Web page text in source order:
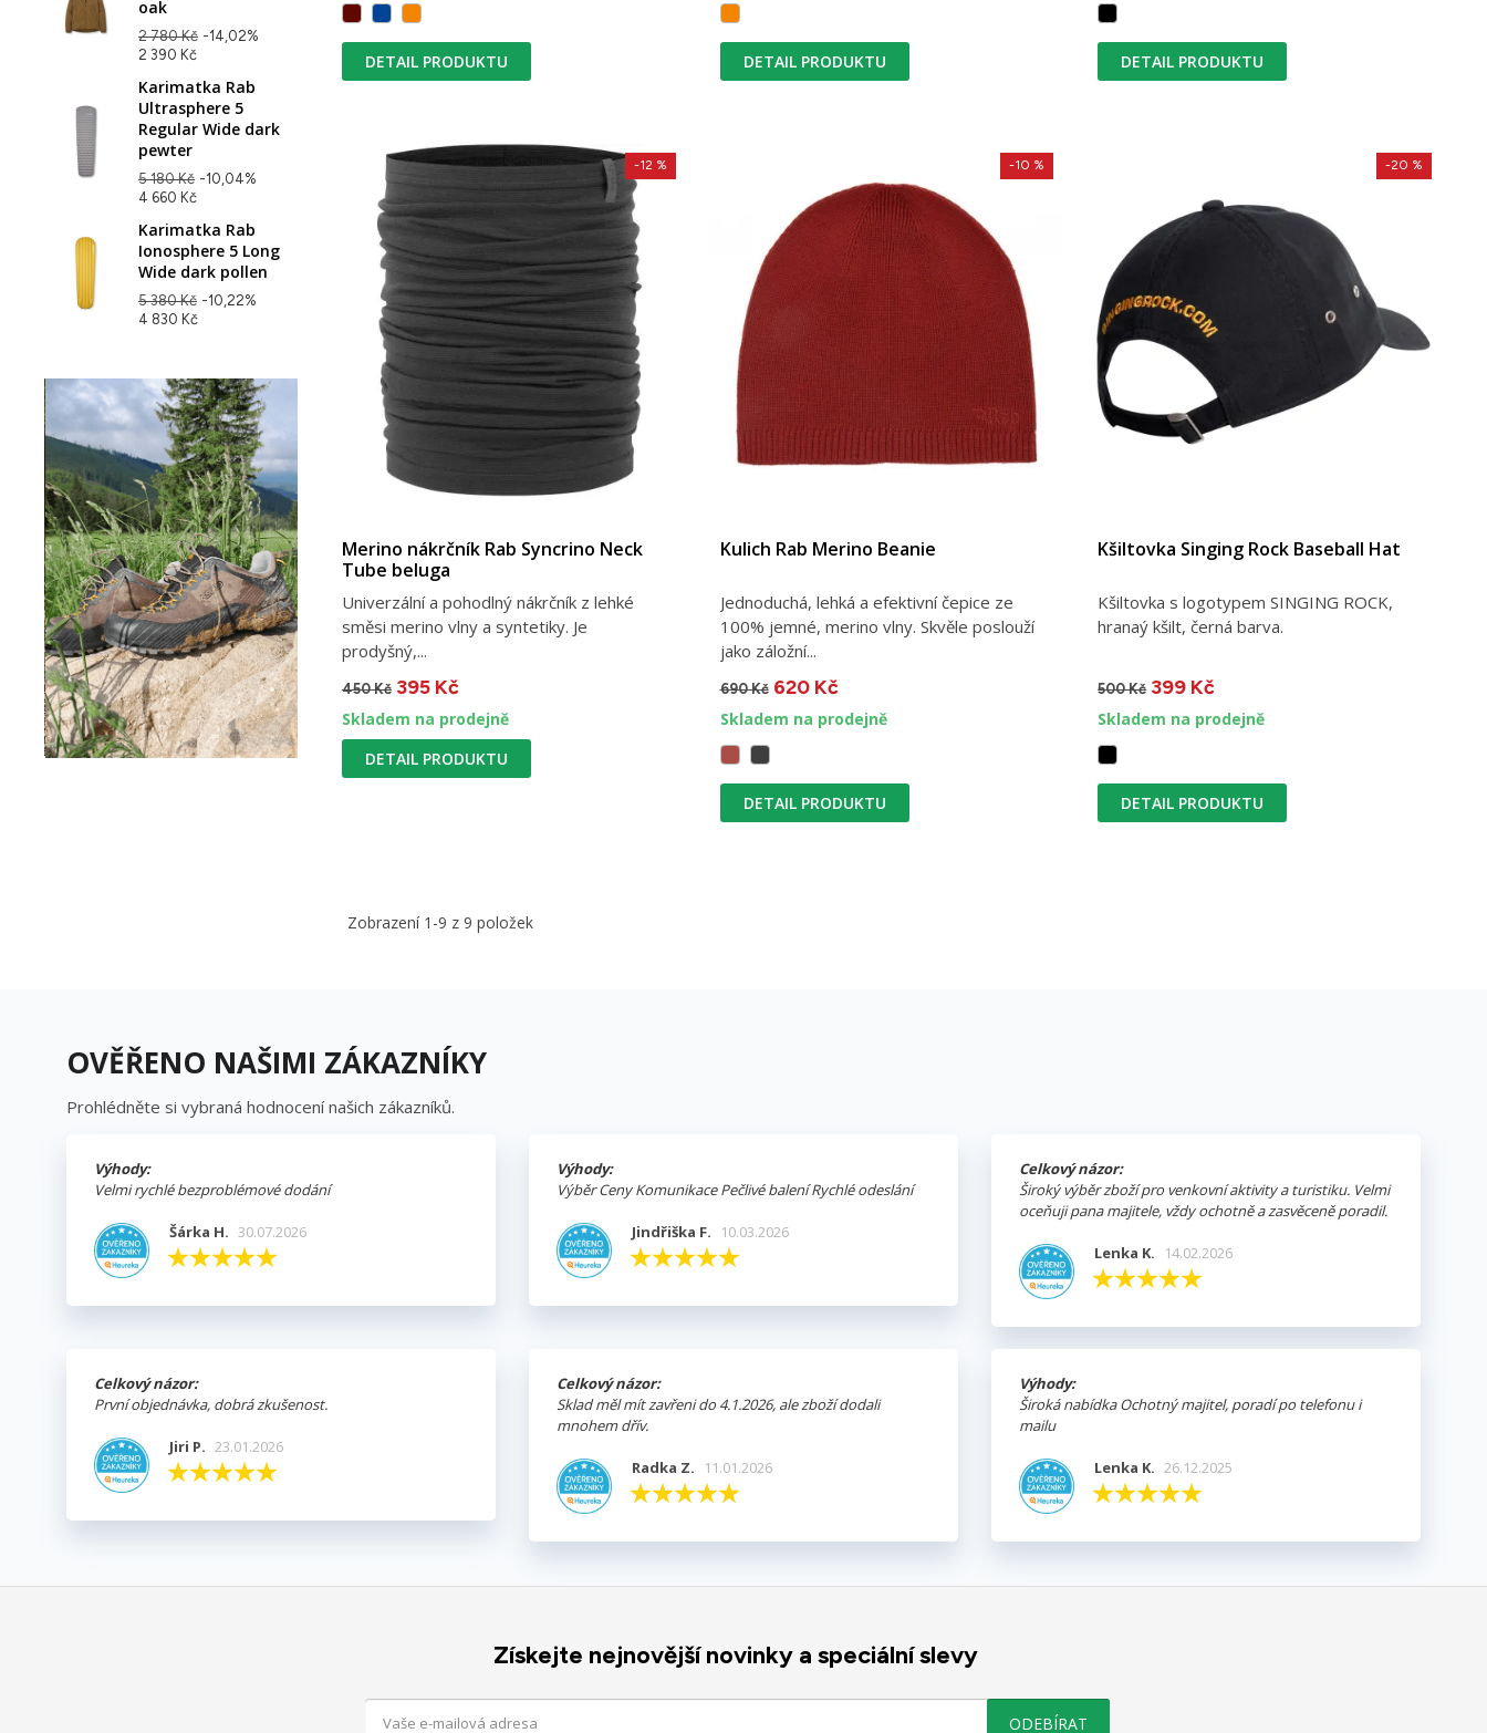
oak
2 780 Kč -14,02%
2 390 Kč
Karimatka Rab
Ultrasphere 5
Regular Wide dark
pewter
5 180 Kč -10,04%
4 660 Kč
Karimatka Rab
Ionosphere 5 Long
Wide dark pollen
5 380 Kč -10,22%
4 830 Kč
DETAIL PRODUKTU DETAIL PRODUKTU DETAIL PRODUKTU
Merino nákrčník Rab Syncrino Neck
Tube beluga
Univerzální a pohodlný nákrčník z lehké
směsi merino vlny a syntetiky. Je
prodyšný,...
450 Kč
-12 %
395 Kč
Skladem na prodejně
DETAIL PRODUKTU
Kulich Rab Merino Beanie
Jednoduchá, lehká a efektivní čepice ze
100% jemné, merino vlny. Skvěle poslouží
jako záložní...
690 Kč
-10 %
620 Kč
Skladem na prodejně
DETAIL PRODUKTU
Kšiltovka Singing Rock Baseball Hat
Kšiltovka s logotypem SINGING ROCK,
hranaý kšilt, černá barva.
500 Kč
-20 %
399 Kč
Skladem na prodejně
DETAIL PRODUKTU
Zobrazení 1-9 z 9 položek
OVĚŘENO NAŠIMI ZÁKAZNÍKY
Prohlédněte si vybraná hodnocení našich zákazníků.
Výhody:
Velmi rychlé bezproblémové dodání
Šárka H. 30.07.2026
Výhody:
Výběr Ceny Komunikace Pečlivé balení Rychlé odeslání
Jindřiška F. 10.03.2026
Celkový názor:
Široký výběr zboží pro venkovní aktivity a turistiku. Velmi
oceňuji pana majitele, vždy ochotně a zasvěceně poradil.
Lenka K. 14.02.2026
Celkový názor:
První objednávka, dobrá zkušenost.
Jiri P. 23.01.2026
Celkový názor:
Sklad měl mít zavřeni do 4.1.2026, ale zboží dodali
mnohem dřív.
Radka Z. 11.01.2026
Výhody:
Široká nabídka Ochotný majitel, poradí po telefonu i
mailu
Lenka K. 26.12.2025
Získejte nejnovější novinky a speciální slevy